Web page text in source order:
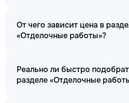
От чего зависит цена в
«Отделочные работы»?
Реально ли быстро
разделе «Отделочные